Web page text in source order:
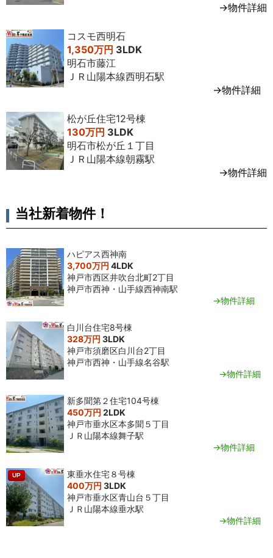
→物件詳細
コスモ西明石
1,350万円 3LDK
明石市藤江
ＪＲ山陽本線西明石駅
→物件詳細
松が丘住宅12号棟
130万円 3LDK
明石市松が丘１丁目
ＪＲ山陽本線朝霧駅
→物件詳細
当社新着物件！
ハピアス西神南
3,700万円 4LDK
神戸市西区井吹台北町2丁目
神戸市西神・山手線西神南駅
→物件詳細
白川台住宅8号棟
328万円 3LDK
神戸市須磨区白川台2丁目
神戸市西神・山手線名谷駅
→物件詳細
新多聞第２住宅104号棟
450万円 2LDK
神戸市垂水区本多聞５丁目
ＪＲ山陽本線舞子駅
→物件詳細
UP
東垂水住宅８号棟
400万円 3LDK
神戸市垂水区青山台５丁目
ＪＲ山陽本線垂水駅
→物件詳細